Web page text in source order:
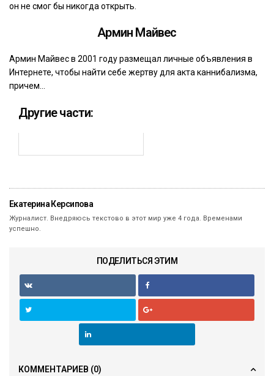
он не смог бы никогда открыть.
Армин Майвес
Армин Майвес в 2001 году размещал личные объявления в
Интернете, чтобы найти себе жертву для акта каннибализма,
причем…
Другие части:
Екатерина Керсипова
Журналист. Внедряюсь текстово в этот мир уже 4 года. Временами
успешно.
ПОДЕЛИТЬСЯ ЭТИМ
КОММЕНТАРИЕВ (0)